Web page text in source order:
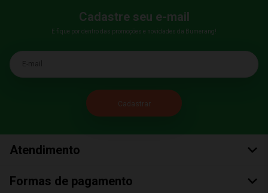
Cadastre seu e-mail
E fique por dentro das promoções e novidades da Bumerang!
E-mail
Atendimento
Formas de pagamento